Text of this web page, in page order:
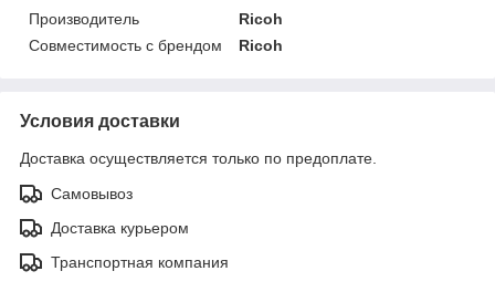
Производитель
Ricoh
Совместимость с брендом
Ricoh
Условия доставки
Доставка осуществляется только по предоплате.
Самовывоз
Доставка курьером
Транспортная компания